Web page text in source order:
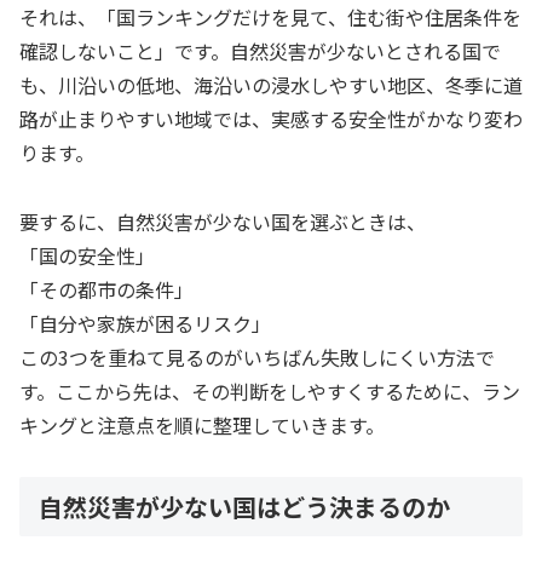
それは、「国ランキングだけを見て、住む街や住居条件を
確認しないこと」です。自然災害が少ないとされる国で
も、川沿いの低地、海沿いの浸水しやすい地区、冬季に道
路が止まりやすい地域では、実感する安全性がかなり変わ
ります。
要するに、自然災害が少ない国を選ぶときは、
「国の安全性」
「その都市の条件」
「自分や家族が困るリスク」
この3つを重ねて見るのがいちばん失敗しにくい方法で
す。ここから先は、その判断をしやすくするために、ラン
キングと注意点を順に整理していきます。
自然災害が少ない国はどう決まるのか